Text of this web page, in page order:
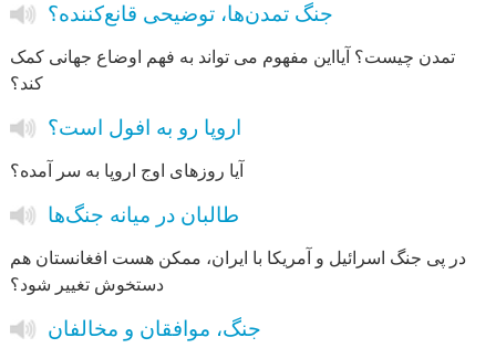
جنگ تمدن‌ها، توضیحی قانع‌کننده؟
تمدن چیست؟ آیااین مفهوم می تواند به فهم اوضاع جهانی کمک
کند؟
اروپا رو به افول است؟
آیا روزهای اوج اروپا به سر آمده؟
طالبان در میانه جنگ‌ها
در پی جنگ اسرائیل و آمریکا با ایران، ممکن هست افغانستان هم
دستخوش تغییر شود؟
جنگ، موافقان و مخالفان